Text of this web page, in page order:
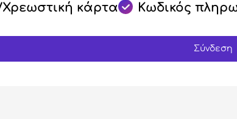
κάρτα Κωδικός
Σύνδεση